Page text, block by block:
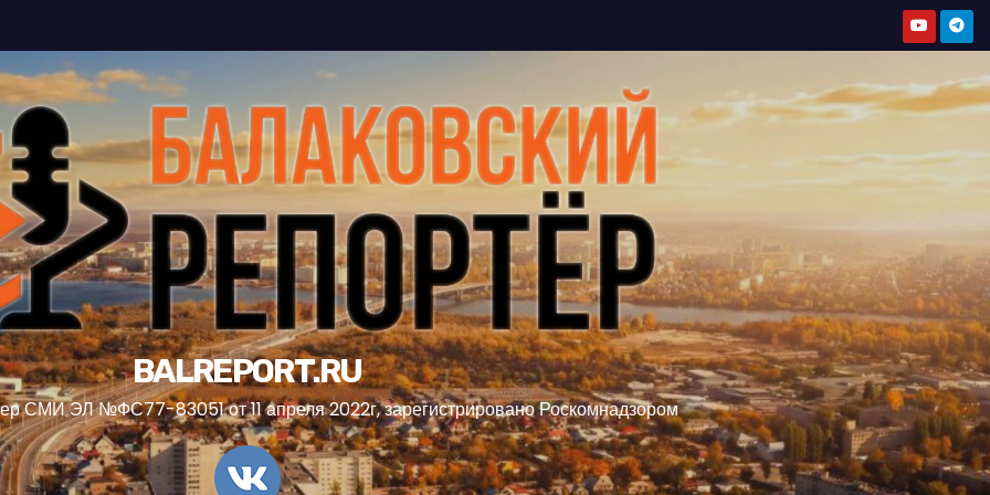
BALREPORT.RU
СМИ ЭЛ №ФС77-83051 от 11 апреля 2022г, зарегистрировано Роскомнадзором